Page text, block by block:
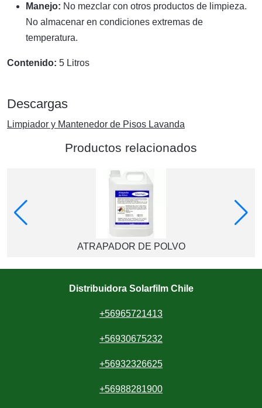
Manejo: No mezclar con otros productos de limpieza.
No almacenar en condiciones extremas de
temperatura.
Contenido: 5 Litros
Descargas
Limpiador y Mantenedor de Pisos Lavanda
Productos relacionados
ATRAPADOR DE POLVO
Distribuidora Solarfilm Chile
+56965721413
+56930675232
+56932326625
+56988281900